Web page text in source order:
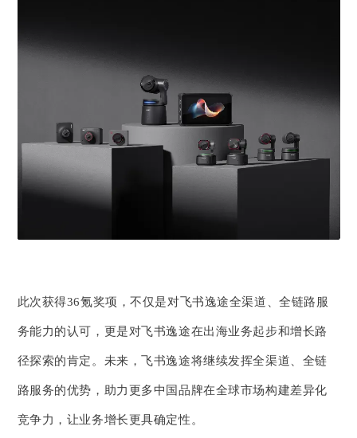
此次获得36氪奖项，不仅是对飞书逸途全渠道、全链路服
务能力的认可，更是对飞书逸途在出海业务起步和增长路
径探索的肯定。未来，飞书逸途将继续发挥全渠道、全链
路服务的优势，助力更多中国品牌在全球市场构建差异化
竞争力，让业务增长更具确定性。